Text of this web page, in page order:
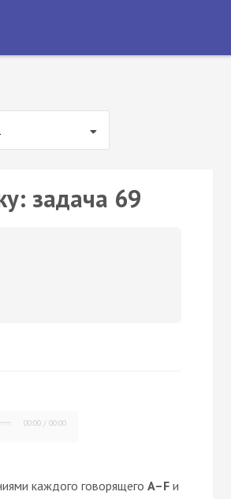
задача 69
00:00 /00:00
каждого говорящего A–F и